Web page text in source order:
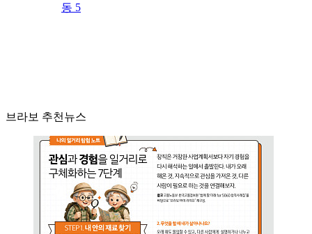
동 5
브라보 추천뉴스